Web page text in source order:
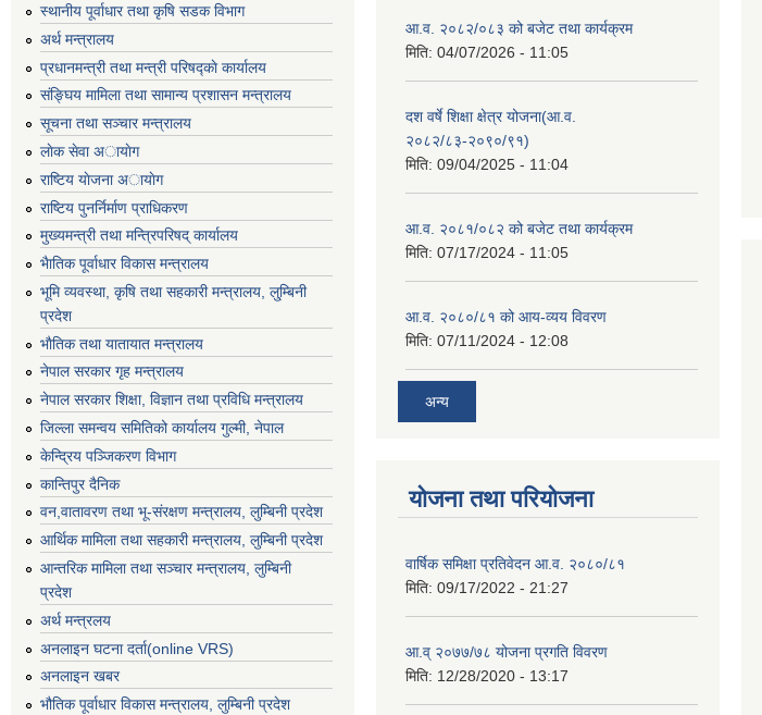
स्थानीय पूर्वाधार तथा कृषि सडक विभाग
अर्थ मन्त्रालय
प्रधानमन्त्री तथा मन्त्री परिषद्काे कार्यालय
संङ्घिय मामिला तथा सामान्य प्रशासन मन्त्रालय
सूचना तथा सञ्चार मन्त्रालय
लाेक सेवा अायाेग
राष्टिय याेजना अायाेग
राष्टिय पुनर्निर्माण प्राधिकरण
मुख्यमन्त्री तथा मन्त्रिपरिषद् कार्यालय
भैातिक पूर्वाधार विकास मन्त्रालय
भूमि व्यवस्था, कृषि तथा सहकारी मन्त्रालय, लु्म्बिनी
प्रदेश
भाैतिक तथा यातायात मन्त्रालय
नेपाल सरकार गृह मन्त्रालय
नेपाल सरकार शिक्षा, विज्ञान तथा प्रविधि मन्त्रालय
जिल्ला समन्वय समितिको कार्यालय गुल्मी, नेपाल
केन्द्रिय पञ्जिकरण विभाग
कान्तिपुर दैनिक
वन,वातावरण तथा भू-संरक्षण मन्त्रालय, लुम्बिनी प्रदेश
आर्थिक मामिला तथा सहकारी मन्त्रालय, लुम्बिनी प्रदेश
आन्तरिक मामिला तथा सञ्चार मन्त्रालय, लुम्बिनी
प्रदेश
अर्थ मन्त्रलय
अनलाइन घटना दर्ता(online VRS)
अनलाइन खबर
भौतिक पूर्वाधार विकास मन्त्रालय, लुम्बिनी प्रदेश
आ.व. २०८२/०८३ को बजेट तथा कार्यक्रम
मिति: 04/07/2026 - 11:05
दश वर्षे शिक्षा क्षेत्र योजना(आ.व.
२०८२/८३-२०९०/९१)
मिति: 09/04/2025 - 11:04
आ.व. २०८१/०८२ को बजेट तथा कार्यक्रम
मिति: 07/17/2024 - 11:05
आ.व. २०८०/८१ को आय-व्यय विवरण
मिति: 07/11/2024 - 12:08
अन्य
योजना तथा परियोजना
वार्षिक समिक्षा प्रतिवेदन आ.व. २०८०/८१
मिति: 09/17/2022 - 21:27
आ.व् २०७७/७८ योजना प्रगति विवरण
मिति: 12/28/2020 - 13:17